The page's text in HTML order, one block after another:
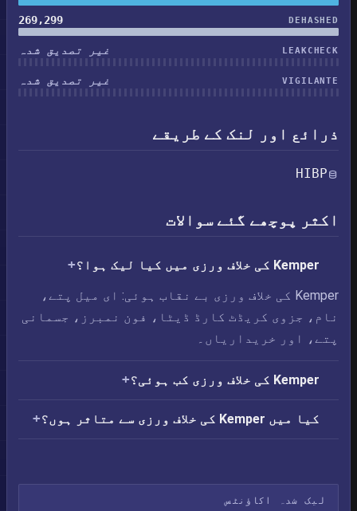
DEHASHED
269,299
LEAKCHECK غیر تصدیق شدہ
VIGILANTE غیر تصدیق شدہ
ذرائع اور لنک کے طریقے
HIBP
اکثر پوچھے گئے سوالات
Kemper کی خلاف ورزی میں کیا لیک ہوا؟
Kemper کی خلاف ورزی بے نقاب ہوئی: ای میل پتے،
نام، جزوی کریڈٹ کارڈ ڈیٹا، فون نمبرز، جسمانی
پتے، اور خریداریاں۔
Kemper کی خلاف ورزی کب ہوئی؟
کیا میں Kemper کی خلاف ورزی سے متاثر ہوں؟
لیک شدہ اکاؤنٹس